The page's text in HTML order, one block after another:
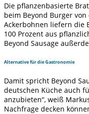
Die pflanzenbasierte
beim Beyond Burger
Ackerbohnen liefern die
100 Prozent aus
Beyond Sausage
Alternative für die Gastronomie
Damit spricht Beyond
deutschen Küche auch
anzubieten“, weiß
Nachfrage decken